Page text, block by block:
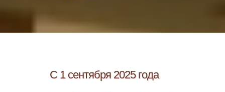
С 1 сентября 2025 года